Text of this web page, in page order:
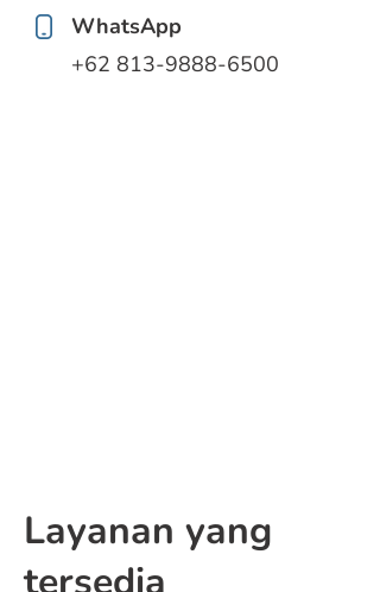
WhatsApp
‪+62 813‑9888‑6500‬
Layanan yang